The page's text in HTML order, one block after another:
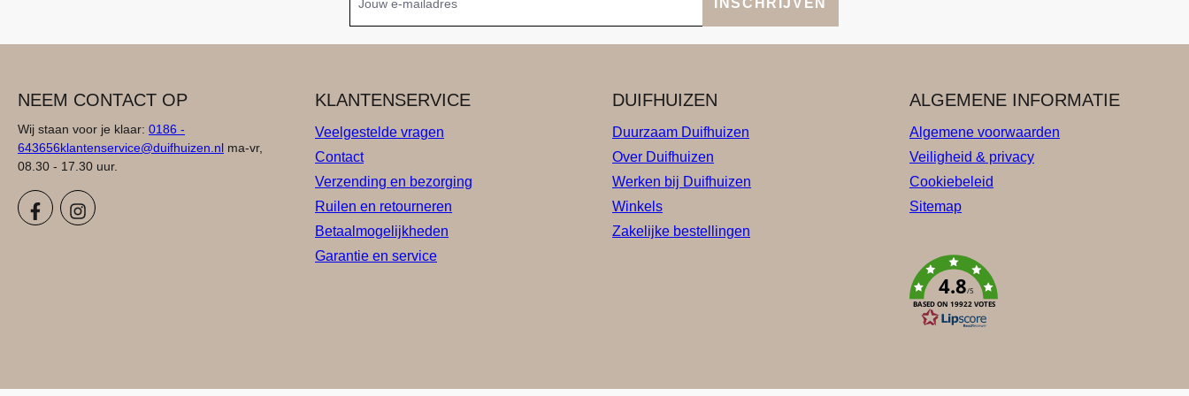
INSCHRIJVEN
NEEM CONTACT OP
Wij staan voor je klaar: 0186 -
643656klantenservice@duifhuizen.nl ma-vr,
08.30 - 17.30 uur.
KLANTENSERVICE
Veelgestelde vragen
Contact
Verzending en bezorging
Ruilen en retourneren
Betaalmogelijkheden
Garantie en service
DUIFHUIZEN
Duurzaam Duifhuizen
Over Duifhuizen
Werken bij Duifhuizen
Winkels
Zakelijke bestellingen
ALGEMENE INFORMATIE
Algemene voorwaarden
Veiligheid & privacy
Cookiebeleid
Sitemap
4.8/5
BASED ON 19922 VOTES